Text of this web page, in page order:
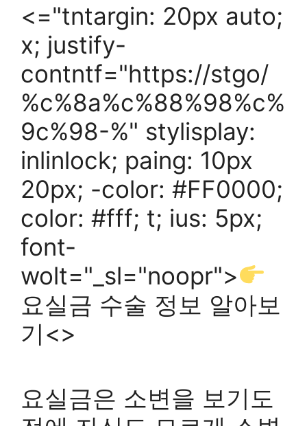
<="tntargin: 20px auto;
x; justify-
contntf="https://stgo/
%c%8a%c%88%98%c%
9c%98-%" stylisplay:
inlinlock; paing: 10px
20px; -color: #FF0000;
color: #fff; t; ius: 5px;
font-
wolt="_sl="noopr">
요실금 수술 정보 알아보
기<>
요실금은 소변을 보기도